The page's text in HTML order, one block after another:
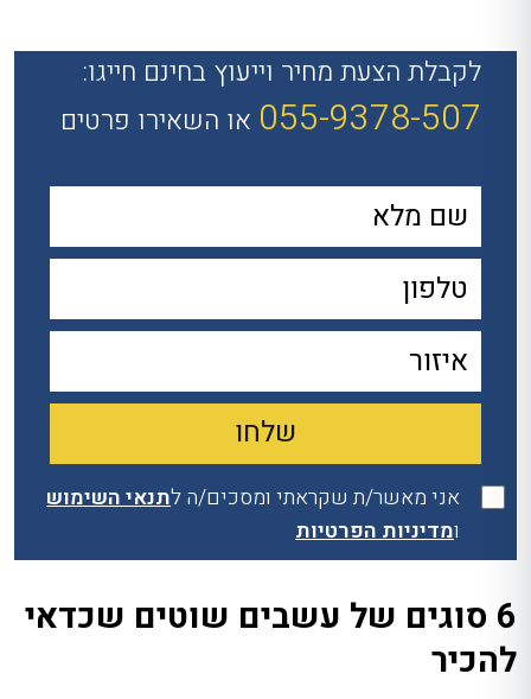
לקבלת הצעת מחיר וייעוץ בחינם חייגו:
055-9378-507 או השאירו פרטים
אני מאשר/ת שקראתי ומסכים/ה לתנאי השימוש
ומדיניות הפרטיות
6 סוגים של עשבים שוטים שכדאי
להכיר